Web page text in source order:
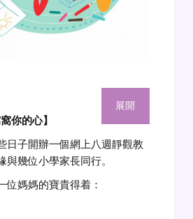
你的心】
日子開辦一個網上八週靜觀教
與幾位小學家長同行。
位媽媽的寶貴得着：
展開